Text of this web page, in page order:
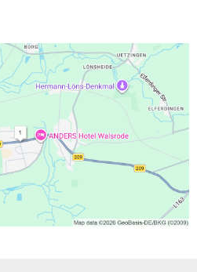
schon dabei?
eintragen
Login